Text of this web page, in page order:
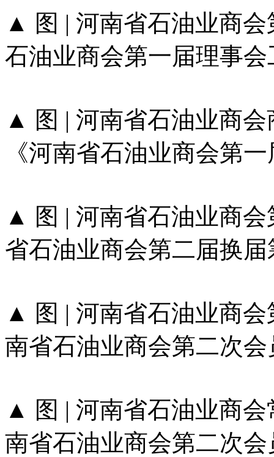
▲ 图 | 河南省石油业商
石油业商会第一届理事
▲ 图 | 河南省石油业商
《河南省石油业商会第
▲ 图 | 河南省石油业商
省石油业商会第二届换
▲ 图 | 河南省石油业商
南省石油业商会第二次
▲ 图 | 河南省石油业商
南省石油业商会第二次